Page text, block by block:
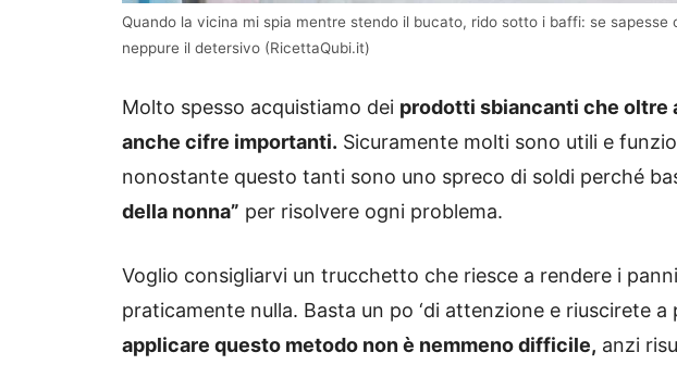
Quando la vicina mi spia mentre stendo il bucato, rido sotto i baffi: se sapesse
neppure il detersivo (RicettaQubi.it)
Molto spesso acquistiamo dei prodotti sbiancanti che oltre
anche cifre importanti. Sicuramente molti sono utili e
nonostante questo tanti sono uno spreco di soldi perché
della nonna” per risolvere ogni problema.
Voglio consigliarvi un trucchetto che riesce a rendere i
praticamente nulla. Basta un po ‘di attenzione e riuscirete
applicare questo metodo non è nemmeno difficile, anzi